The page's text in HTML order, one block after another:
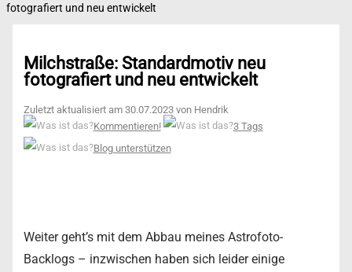
fotografiert und neu entwickelt
Milchstraße: Standardmotiv neu
fotografiert und neu entwickelt
Zuletzt aktualisiert am 30.07.2023 von Hendrik
Kommentieren!
3 Tags
Blog unterstützen
Weiter geht’s mit dem Abbau meines Astrofoto-
Backlogs – inzwischen haben sich leider einige